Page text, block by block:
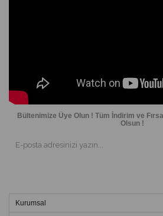
Bültenimize Üye Olun ! Tüm İndirim ve
Olsun !
Kurumsal